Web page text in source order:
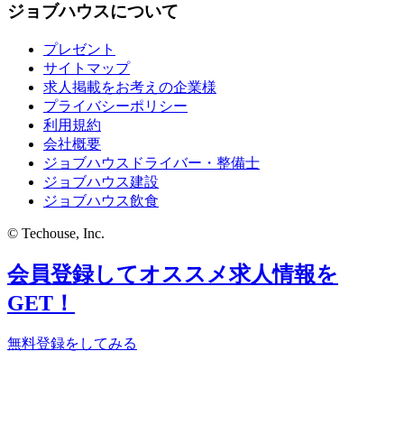
ジョブハウスについて
プレゼント
サイトマップ
求人掲載をお考えの企業様
プライバシーポリシー
利用規約
会社概要
ジョブハウスドライバー・整備士
ジョブハウス建設
ジョブハウス飲食
© Techouse, Inc.
会員登録してオススメ求人情報を
GET！
無料登録をしてみる